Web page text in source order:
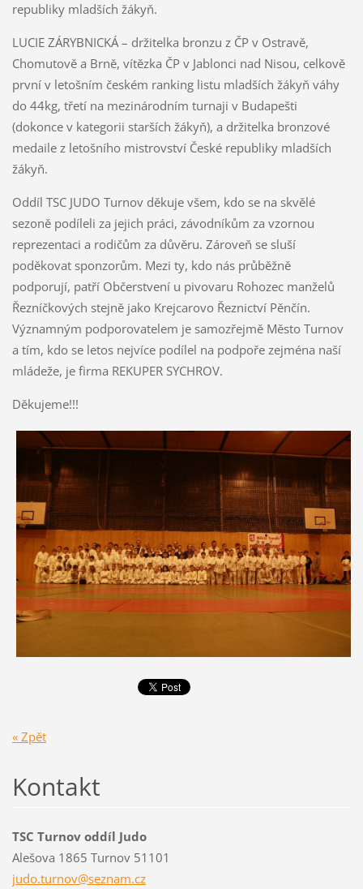
republiky mladších žákyň.
LUCIE ZÁRYBNICKÁ – držitelka bronzu z ČP v Ostravě,
Chomutově a Brně, vítězka ČP v Jablonci nad Nisou, celkově
první v letošním českém ranking listu mladších žákyň váhy
do 44kg, třetí na mezinárodním turnaji v Budapešti
(dokonce v kategorii starších žákyň), a držitelka bronzové
medaile z letošního mistrovství České republiky mladších
žákyň.
Oddíl TSC JUDO Turnov děkuje všem, kdo se na skvělé
sezoně podíleli za jejich práci, závodníkům za vzornou
reprezentaci a rodičům za důvěru. Zároveň se sluší
poděkovat sponzorům. Mezi ty, kdo nás průběžně
podporují, patří Občerstvení u pivovaru Rohozec manželů
Řezníčkových stejně jako Krejcarovo Řeznictví Pěnčín.
Významným podporovatelem je samozřejmě Město Turnov
a tím, kdo se letos nejvíce podílel na podpoře zejména naší
mládeže, je firma REKUPER SYCHROV.
Děkujeme!!!
« Zpět
Kontakt
TSC Turnov oddíl Judo
Alešova 1865 Turnov 51101
judo.turnov@seznam.cz